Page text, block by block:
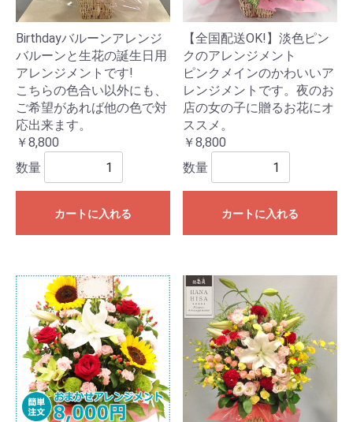
Birthdayバルーンアレンジ
バルーンと生花の誕生日用
アレンジメントです!
こちらの色合い以外にも、
ご希望があれば他の色で対
応出来ます。
￥8,800
数量
カートに入れる
【全国配送OK!】淡色ピン
クのアレンジメント
ピンクメインのかわいいア
レンジメントです。夜のお
店の女の子に贈るお花にオ
ススメ。
￥8,800
数量
カートに入れる